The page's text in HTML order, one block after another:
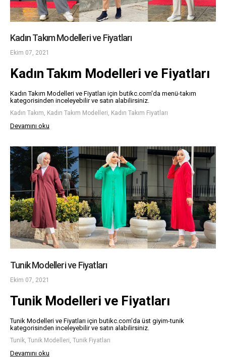
Kadın Takım Modelleri ve Fiyatları
Ekim 07, 2021
Kadın Takım Modelleri ve Fiyatları
Kadın Takım Modelleri ve Fiyatları için butikc.com'da menü-takım
kategorisinden inceleyebilir ve satın alabilirsiniz.
Kadın Takım, Kadın Takım Modelleri, Kadın Takım Fiyatları
Devamını oku
Tunik Modelleri ve Fiyatları
Ekim 07, 2021
Tunik Modelleri ve Fiyatları
Tunik Modelleri ve Fiyatları için butikc.com'da üst giyim-tunik
kategorisinden inceleyebilir ve satın alabilirsiniz.
Tunik, Tunik Modelleri, Tunik Fiyatları
Devamını oku